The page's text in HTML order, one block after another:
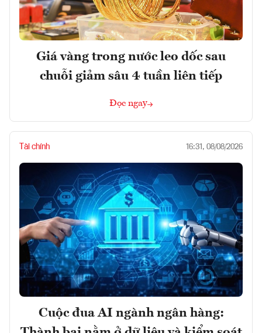
Giá vàng trong nước leo dốc sau
chuỗi giảm sâu 4 tuần liên tiếp
Đọc ngay
Tài chính 16:31, 08/08/2026
Cuộc đua AI ngành ngân hàng: